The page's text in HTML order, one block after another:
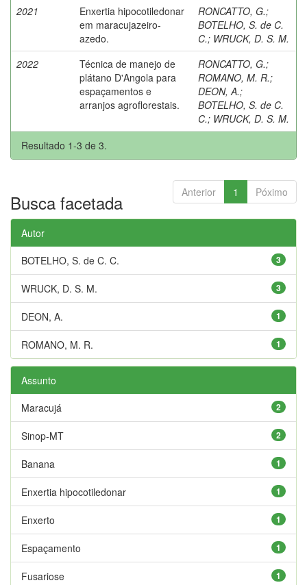
2021
Enxertia hipocotiledonar
em maracujazeiro-
azedo.
RONCATTO, G.;
BOTELHO, S. de C.
C.; WRUCK, D. S. M.
2022
Técnica de manejo de
plátano D'Angola para
espaçamentos e
arranjos agroflorestais.
RONCATTO, G.;
ROMANO, M. R.;
DEON, A.;
BOTELHO, S. de C.
C.; WRUCK, D. S. M.
Resultado 1-3 de 3.
Anterior 1 Póximo
Busca facetada
Autor
3
BOTELHO, S. de C. C.
3
WRUCK, D. S. M.
1
DEON, A.
1
ROMANO, M. R.
Assunto
2
Maracujá
2
Sinop-MT
1
Banana
1
Enxertia hipocotiledonar
1
Enxerto
1
Espaçamento
1
Fusariose